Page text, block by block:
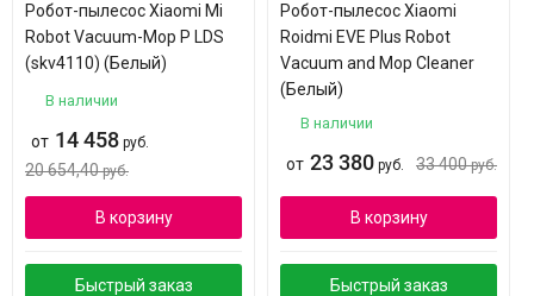
Робот-пылесос Xiaomi Mi
Robot Vacuum-Mop P LDS
(skv4110) (Белый)
В наличии
от 14 458 руб.
20 654,40 руб.
В корзину
Быстрый заказ
Робот-пылесос Xiaomi
Roidmi EVE Plus Robot
Vacuum and Mop Cleaner
(Белый)
В наличии
от 23 380 руб. 33 400 руб.
В корзину
Быстрый заказ